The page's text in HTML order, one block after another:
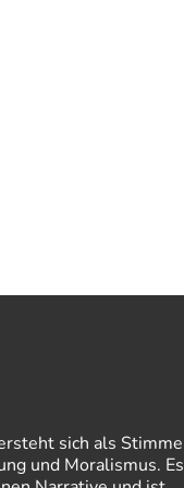
sich als Stimme
und Moralismus. Es